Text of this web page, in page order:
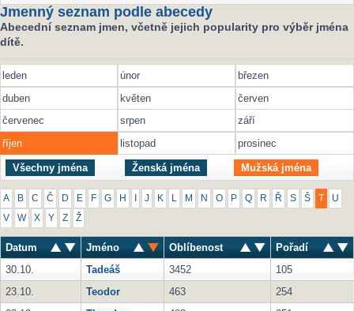
Jmenný seznam podle abecedy
Abecední seznam jmen, včetně jejich popularity pro výběr jména
dítě.
leden únor
březen
duben
květen
červen
červenec
srpen
září
říjen
listopad prosinec
Všechny jména Ženská jména Mužská jména
A B C Č D E F G H J K M N O P Q R Ř S Š U
V W X Y Z Ž
Datum Jméno Oblíbenost
Pořadí
30.10.
Tadeáš 3452
105
23.10.
Teodor 463
254